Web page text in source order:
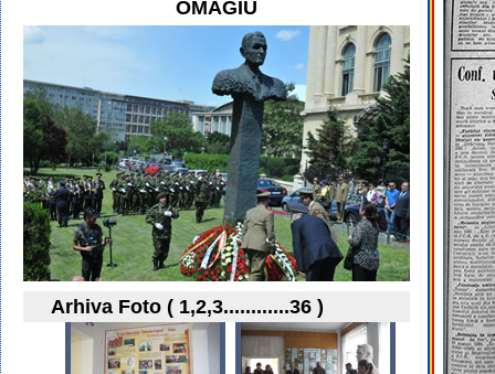
OMAGIU
Arhiva Foto ( 1,2,3............36 )